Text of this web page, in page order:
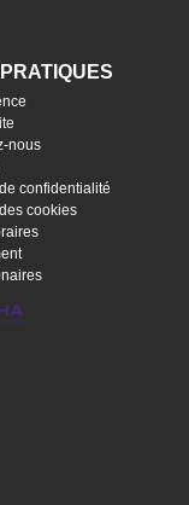
nous
confidentialité
cookies